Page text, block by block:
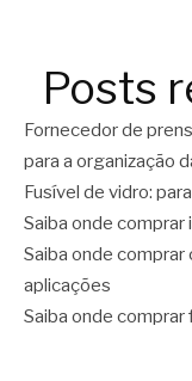
Posts
Fornecedor de
para a organização
Fusível de vidro:
Saiba onde
Saiba onde
aplicações
Saiba onde comprar